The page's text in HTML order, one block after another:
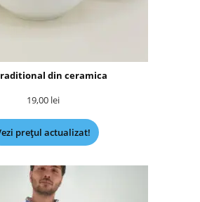
din ceramica
19,00 lei
prețul actualizat!